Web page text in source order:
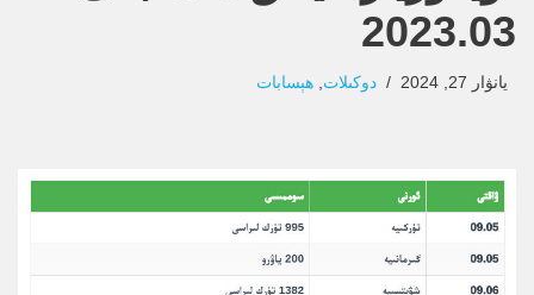
2023.03
يانۋار 27, 2024 دوكىلات, ھېسابات